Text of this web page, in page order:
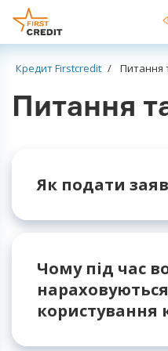
Кредит Firstcredit Питання
Питання
Як подати
Для того, щоб подати
термін кредитування
персональними
клієнт - досить зайти
оновити дані та
Чому під час
користування